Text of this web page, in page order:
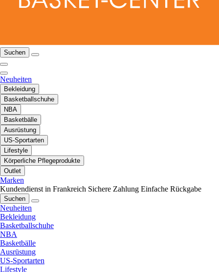
Suchen
Neuheiten
Bekleidung
Basketballschuhe
NBA
Basketbälle
Ausrüstung
US-Sportarten
Lifestyle
Körperliche Pflegeprodukte
Outlet
Marken
Kundendienst in Frankreich Sichere Zahlung Einfache Rückgabe
Suchen
Neuheiten
Bekleidung
Basketballschuhe
NBA
Basketbälle
Ausrüstung
US-Sportarten
Lifestyle